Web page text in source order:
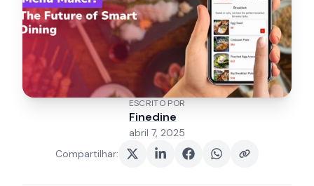
ESCRITO POR
Finedine
abril 7, 2025
Compartilhar: